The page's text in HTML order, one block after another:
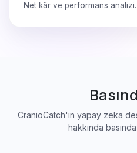
Net kâr ve performans analizi.
CranioCatch'in yapay zeka
hakkında